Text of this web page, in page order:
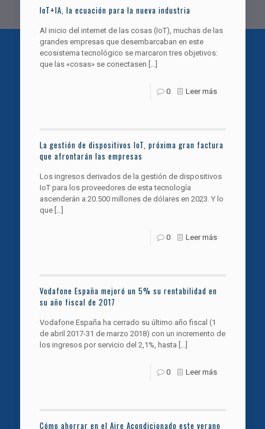
IoT+IA, la ecuación para la nueva industria
Al inicio del internet de las cosas (IoT), muchas de las
grandes empresas que desembarcaban en este
ecosistema tecnológico se marcaron tres objetivos:
que las «cosas» se conectasen […]
0 Leer más
La gestión de dispositivos IoT, próxima gran factura
que afrontarán las empresas
Los ingresos derivados de la gestión de dispositivos
IoT para los proveedores de esta tecnología
ascenderán a 20.500 millones de dólares en 2023. Y lo
que[…]
0 Leer más
Vodafone España mejoró un 5% su rentabilidad en
su año fiscal de 2017
Vodafone España ha cerrado su último año fiscal (1
de abril 2017-31 de marzo 2018) con un incremento de
los ingresos por servicio del 2,1%, hasta […]
0 Leer más
Cómo ahorrar en el Aire Acondicionado este verano